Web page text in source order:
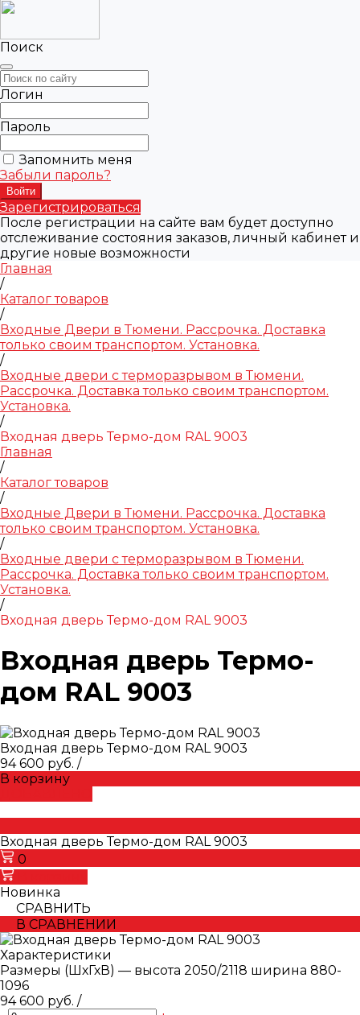
Поиск
Логин
Пароль
Запомнить меня
Забыли пароль?
Зарегистрироваться
После регистрации на сайте вам будет доступно
отслеживание состояния заказов, личный кабинет и
другие новые возможности
Главная
/
Каталог товаров
/
Входные Двери в Тюмени. Рассрочка. Доставка
только своим транспортом. Установка.
/
Входные двери с терморазрывом в Тюмени.
Рассрочка. Доставка только своим транспортом.
Установка.
/
Входная дверь Термо-дом RAL 9003
Главная
/
Каталог товаров
/
Входные Двери в Тюмени. Рассрочка. Доставка
только своим транспортом. Установка.
/
Входные двери с терморазрывом в Тюмени.
Рассрочка. Доставка только своим транспортом.
Установка.
/
Входная дверь Термо-дом RAL 9003
Входная дверь Термо-
дом RAL 9003
Входная дверь Термо-дом RAL 9003
94 600 руб. /
В корзину
Входная дверь Термо-дом RAL 9003
0
Новинка
СРАВНИТЬ
В СРАВНЕНИИ
Характеристики
Размеры (ШхГхВ) — высота 2050/2118 ширина 880-
1096
94 600 руб. /